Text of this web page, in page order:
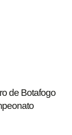
de Botafogo